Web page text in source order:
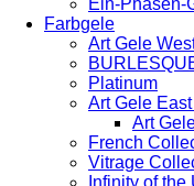
Farbgele
Art Gele
Platinum
Art Gele
Art
French
Vitrage
Infinity of